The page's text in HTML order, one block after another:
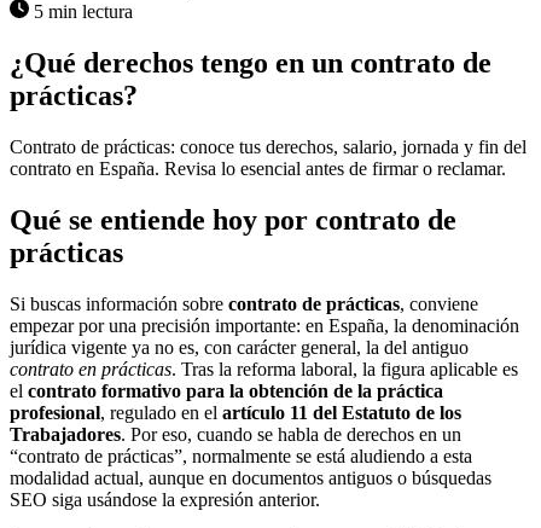
5 min lectura
¿Qué derechos tengo en un contrato de
prácticas?
Contrato de prácticas: conoce tus derechos, salario, jornada y fin del
contrato en España. Revisa lo esencial antes de firmar o reclamar.
Qué se entiende hoy por contrato de
prácticas
Si buscas información sobre contrato de prácticas, conviene
empezar por una precisión importante: en España, la denominación
jurídica vigente ya no es, con carácter general, la del antiguo
contrato en prácticas. Tras la reforma laboral, la figura aplicable es
el contrato formativo para la obtención de la práctica
profesional, regulado en el artículo 11 del Estatuto de los
Trabajadores. Por eso, cuando se habla de derechos en un
“contrato de prácticas”, normalmente se está aludiendo a esta
modalidad actual, aunque en documentos antiguos o búsquedas
SEO siga usándose la expresión anterior.